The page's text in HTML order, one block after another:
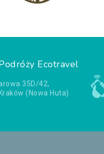
Ecotravel
35D/42,
(Nowa Huta)